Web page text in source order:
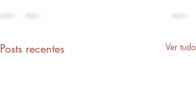
Posts recentes Ver tudo